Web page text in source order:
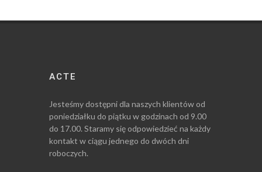
ACTE
Jesteśmy dostępni dla naszych klientów od
poniedziałku do piątku w godzinach od 9.00
do 17.00. Staramy się odpowiedzieć na każdy
kontakt w ciągu jednego do dwóch dni
roboczych.